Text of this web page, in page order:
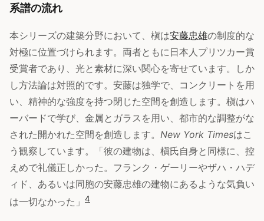
系譜の流れ
本シリーズの建築分野において、槇は安藤忠雄の制度的な
対極に位置づけられます。両者ともに日本人プリツカー賞
受賞者であり、光と素材に深い関心を寄せています。しか
し方法論は対照的です。安藤は独学で、コンクリートを用
い、精神的な強度を持つ閉じた空間を創造します。槇はハ
ーバードで学び、金属とガラスを用い、都市的な調整がな
された開かれた空間を創造します。 New York Timesはこ
う観察しています。「彼の建物は、槇氏自身と同様に、控
えめで礼儀正しかった。フランク・ゲーリーやザハ・ハデ
ィド、あるいは同胞の安藤忠雄の建物にあるような気負い
は一切なかった」 4